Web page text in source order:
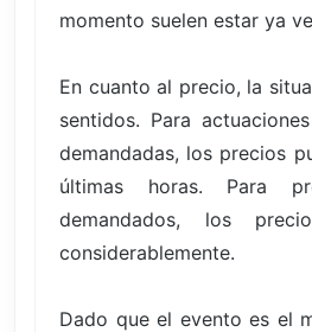
momento suelen estar ya
En cuanto al precio, la
sentidos. Para
demandadas, los precios
últimas horas. Para
demandados, los
considerablemente.
Dado que el evento es el